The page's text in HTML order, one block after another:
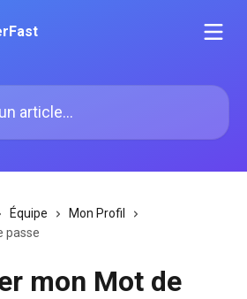
Équipe
Mon Profil
passe
mon Mot de